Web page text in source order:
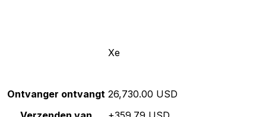
Xe
Ontvanger ontvangt 26,730.00 USD